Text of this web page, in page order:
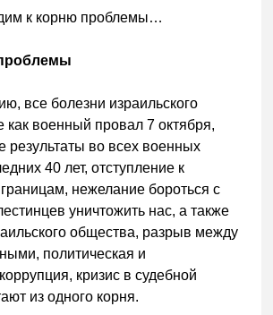
к корню проблемы…
все болезни израильского
как военный провал 7 октября,
результаты во всех военных
40 лет, отступление к
нежелание бороться с
уничтожить нас, а также
общества, разрыв между
политическая и
кризис в судебной
из одного корня.